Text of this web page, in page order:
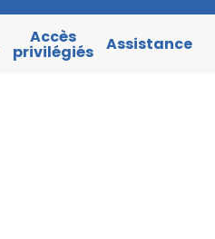
Accès
privilégiés Assistance